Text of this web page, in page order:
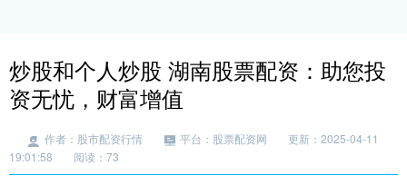
炒股和个人炒股 湖南股票配资：助您投
资无忧，财富增值
作者：股市配资行情 平台：股票配资网
更新：2025-04-11
19:01:58
阅读：73